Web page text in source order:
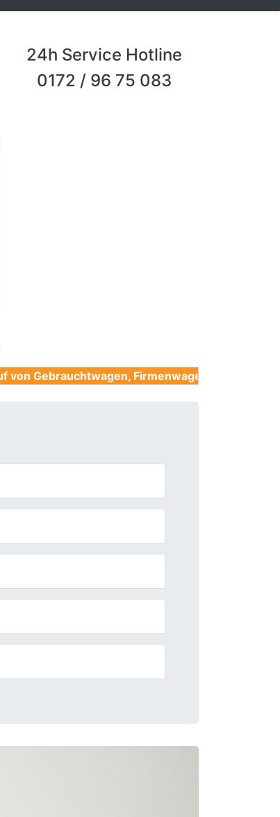
24h Service Hotline
0172 / 96 75 083
Firmenwagen, Unfallwagen,